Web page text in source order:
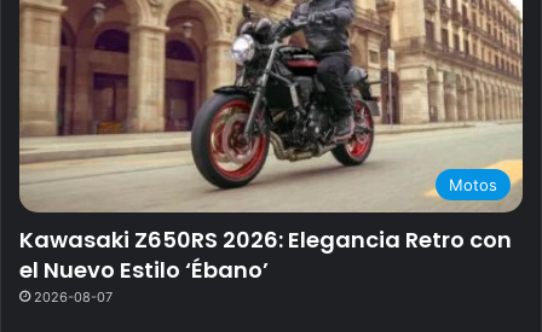
Motos
Kawasaki Z650RS 2026: Elegancia Retro con
el Nuevo Estilo ‘Ébano’
2026-08-07